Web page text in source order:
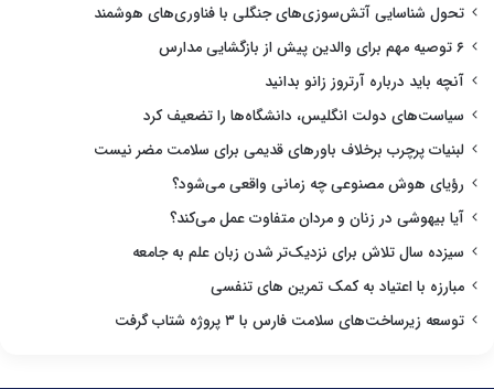
تحول شناسایی آتش‌سوزی‌های جنگلی با فناوری‌های هوشمند
۶ توصیه مهم برای والدین پیش از بازگشایی مدارس
آنچه باید درباره آرتروز زانو بدانید
سیاست‌های دولت انگلیس، دانشگاه‌ها را تضعیف کرد
لبنیات پرچرب برخلاف باورهای قدیمی برای سلامت مضر نیست
رؤیای هوش مصنوعی چه زمانی واقعی می‌شود؟
آیا بیهوشی در زنان و مردان متفاوت عمل می‌کند؟
سیزده سال تلاش برای نزدیک‌تر شدن زبان علم به جامعه
مبارزه با اعتیاد به کمک تمرین های تنفسی
توسعه زیرساخت‌های سلامت فارس با ۳ پروژه شتاب گرفت